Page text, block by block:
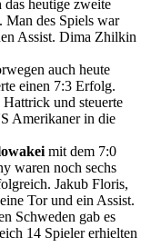
heutige zweite
Man des Spiels war
Assist. Dima Zhilkin
auch heute
einen 7:3 Erfolg.
und steuerte
Amerikaner in die
mit dem 7:0
waren noch sechs
Jakub Floris,
Tor und ein Assist.
Schweden gab es
14 Spieler erhielten